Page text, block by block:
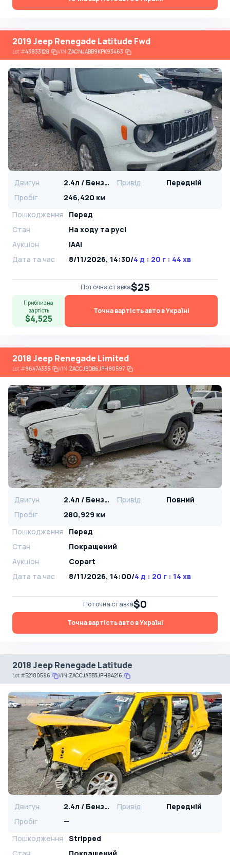
2019 Jeep Renegade Latitude Fwd
Lot#43833128 VIN:ZACNJABB9KPK93463
Двигун 2.4л / Бензин Привід
Передній
Пробіг
246,420 км
Пошкодження
Перед
Стан
На ​​ходу та русі
Аукціон
IAAI
Дата та час
8/11/2026, 14:30/4 д : 20 г : 44 хв
Поточна ставка$25
Приблизна
вартість
$4,525
Точна вартість авто в Україні
2018 Jeep Renegade Limited
Lot#96474335 VIN:ZACCJBDB6JPH80597
Двигун 2.4л / Бензин Привід
Повний
Пробіг
280,929 км
Пошкодження
Перед
Стан
Покращений
Аукціон
Copart
Дата та час
8/11/2026, 14:00/4 д : 20 г : 14 хв
Поточна ставка$0
Точна вартість авто в Україні
2018 Jeep Renegade Latitude
Lot#52180596 VIN:ZACCJABB3JPH84216
Двигун 2.4л / Бензин Привід
Передній
Пробіг
—
Пошкодження
Stripped